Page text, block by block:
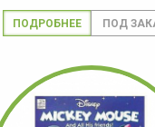
ПОДРОБНЕЕ